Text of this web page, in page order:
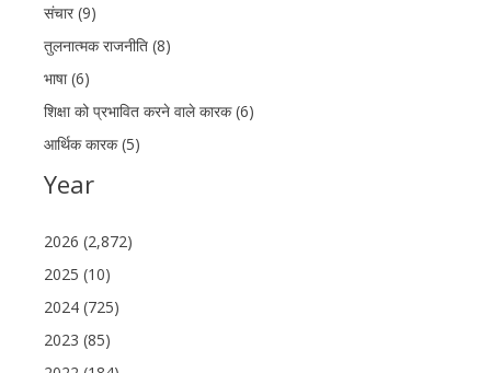
संचार (9)
तुलनात्मक राजनीति (8)
भाषा (6)
शिक्षा को प्रभावित करने वाले कारक (6)
आर्थिक कारक (5)
Year
2026 (2,872)
2025 (10)
2024 (725)
2023 (85)